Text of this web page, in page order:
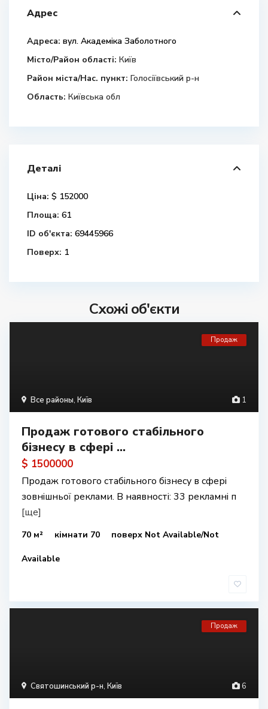
Адрес
Адреса: вул. Академіка Заболотного
Місто/Район області: Київ
Район міста/Нас. пункт: Голосіївський р-н
Область: Київська обл
Деталі
Ціна: $ 152000
Площа: 61
ID об'єкта: 69445966
Поверх: 1
Схожі об'єкти
1
Все районы, Київ
Продаж
Продаж готового стабільного
бізнесу в сфері ...
$ 1500000
Продаж готового стабільного бізнесу в сфері
зовнішньої реклами. В наявності: 33 рекламні п
[ще]
70 м² кімнати 70 поверх Not Available/Not
Available
6
Святошинський р-н, Київ
Продаж